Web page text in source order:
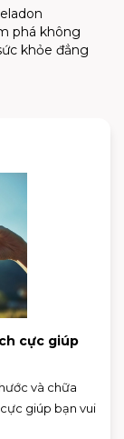
phá không
khỏe đẳng
cực giúp
và chữa
giúp bạn vui